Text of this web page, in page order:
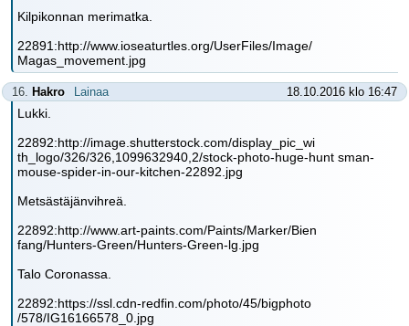
Kilpikonnan merimatka.
22891:http://www.ioseaturtles.org/UserFiles/Image/
Magas_movement.jpg
16. Hakro Lainaa 18.10.2016 klo 16:47
Lukki.
22892:http://image.shutterstock.com/display_pic_wi
th_logo/326/326,1099632940,2/stock-photo-huge-hunt sman-
mouse-spider-in-our-kitchen-22892.jpg
Metsästäjänvihreä.
22892:http://www.art-paints.com/Paints/Marker/Bien
fang/Hunters-Green/Hunters-Green-lg.jpg
Talo Coronassa.
22892:https://ssl.cdn-redfin.com/photo/45/bigphoto
/578/IG16166578_0.jpg